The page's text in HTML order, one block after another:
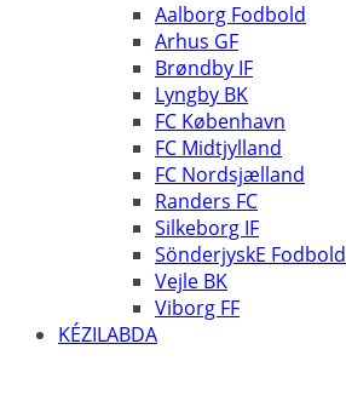
Aalborg Fodbold
Arhus GF
Brøndby IF
Lyngby BK
FC København
FC Midtjylland
FC Nordsjælland
Randers FC
Silkeborg IF
SönderjyskE Fodbold
Vejle BK
Viborg FF
KÉZILABDA